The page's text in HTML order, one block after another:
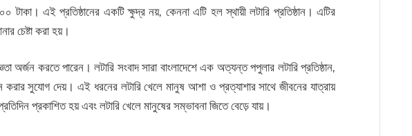
টাকা। এই প্রতিষ্ঠানের একটি ক্ষুদ্র নয়, কেননা এটি হল স্থায়ী লটারি প্রতিষ্ঠান। এটির
চেষ্টা করা হয়।
অর্জন করতে পারেন। লটারি সংবাদ সারা বাংলাদেশে এক অত্যন্ত পপুলার লটারি প্রতিষ্ঠান,
করার সুযোগ দেয়। এই ধরনের লটারি খেলে মানুষ আশা ও প্রত্যাশার সাথে জীবনের যাত্রায়
প্রকাশিত হয় এবং লটারি খেলে মানুষের সম্ভাবনা জিতে বেড়ে যায়।